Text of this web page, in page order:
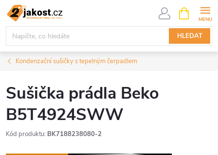
Přejít
obsah
HLEDAT
NÁKUPNÍ
KOŠÍK
Kondenzační sušičky s tepelným čerpadlem
Sušička prádla Beko
B5T4924SWW
Kód produktu: BK7188238080-2